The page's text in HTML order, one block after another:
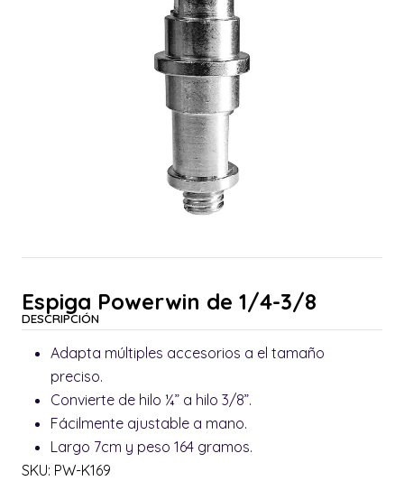
Espiga Powerwin de 1/4-3/8
DESCRIPCIÓN
Adapta múltiples accesorios a el tamaño
preciso.
Convierte de hilo ¼” a hilo 3/8”.
Fácilmente ajustable a mano.
Largo 7cm y peso 164 gramos.
SKU: PW-K169